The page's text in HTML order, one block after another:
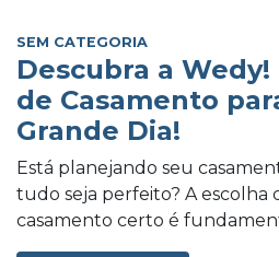
SEM CATEGORIA
Descubra a
de Casamento
Grande Dia!
Está planejando seu
tudo seja perfeito? A escolha
casamento certo é